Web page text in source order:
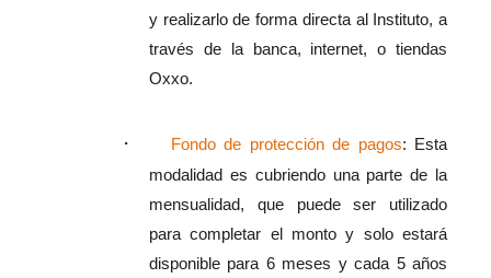
y realizarlo de forma directa al Instituto, a
través de la banca, internet, o tiendas
Oxxo.
· Fondo de protección de pagos: Esta
modalidad es cubriendo una parte de la
mensualidad, que puede ser utilizado
para completar el monto y solo estará
disponible para 6 meses y cada 5 años